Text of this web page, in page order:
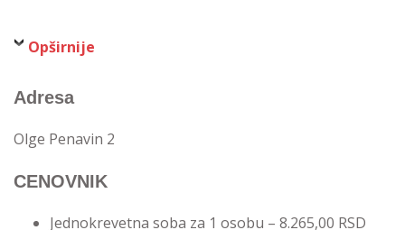
Opširnije
Adresa
Olge Penavin 2
CENOVNIK
Jednokrevetna soba za 1 osobu – 8.265,00 RSD